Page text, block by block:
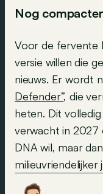
Nog
Voor de fervente
versie willen die
nieuws. Er wordt
Defender”, die
heten. Dit
verwacht in 2027
DNA wil, maar
milieuvriendelijker